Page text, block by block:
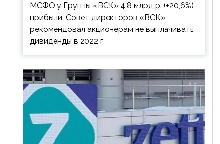
МСФО у Группы «ВСК» 4,8 млрд р. (+20,6%)
прибыли. Совет директоров «ВСК»
рекомендовал акционерам не выплачивать
дивиденды в 2022 г.